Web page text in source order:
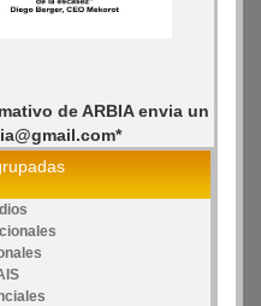
de ARBIA envia un